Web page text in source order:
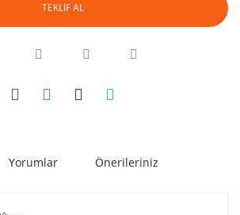
TEKLİF AL
Yorumlar Önerileriniz